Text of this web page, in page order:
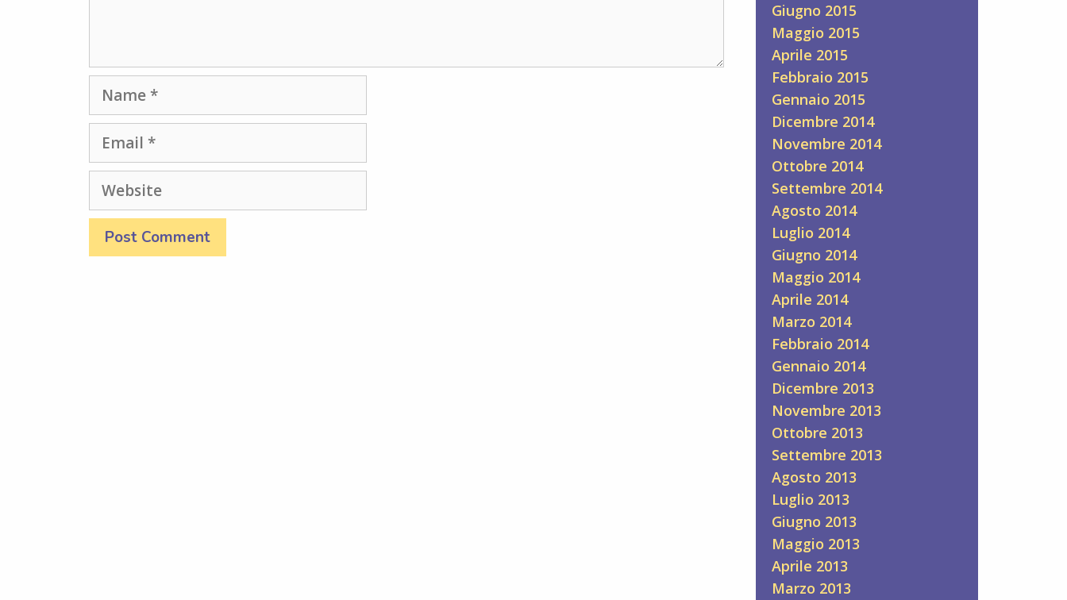
Name
Email
Website
Giugno 2015
Maggio 2015
Aprile 2015
Febbraio 2015
Gennaio 2015
Dicembre 2014
Novembre 2014
Ottobre 2014
Settembre 2014
Agosto 2014
Luglio 2014
Giugno 2014
Maggio 2014
Aprile 2014
Marzo 2014
Febbraio 2014
Gennaio 2014
Dicembre 2013
Novembre 2013
Ottobre 2013
Settembre 2013
Agosto 2013
Luglio 2013
Giugno 2013
Maggio 2013
Aprile 2013
Marzo 2013